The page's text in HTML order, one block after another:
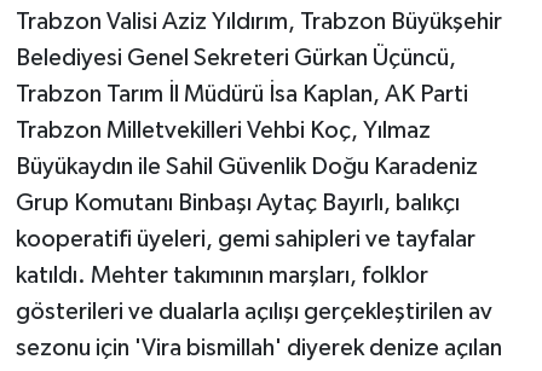
Trabzon Valisi Aziz Yıldırım, Trabzon Büyükşehir
Belediyesi Genel Sekreteri Gürkan Üçüncü,
Trabzon Tarım İl Müdürü İsa Kaplan, AK Parti
Trabzon Milletvekilleri Vehbi Koç, Yılmaz
Büyükaydın ile Sahil Güvenlik Doğu Karadeniz
Grup Komutanı Binbaşı Aytaç Bayırlı, balıkçı
kooperatifi üyeleri, gemi sahipleri ve tayfalar
katıldı. Mehter takımının marşları, folklor
gösterileri ve dualarla açılışı gerçekleştirilen av
sezonu için 'Vira bismillah' diyerek denize açılan